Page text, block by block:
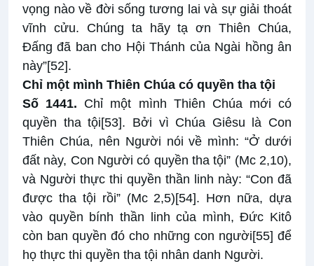
vọng nào về đời sống tương lai và sự giải thoát
vĩnh cửu. Chúng ta hãy tạ ơn Thiên Chúa,
Đấng đã ban cho Hội Thánh của Ngài hồng ân
này”[52].
Chỉ một mình Thiên Chúa có quyền tha tội
Số 1441. Chỉ một mình Thiên Chúa mới có
quyền tha tội[53]. Bởi vì Chúa Giêsu là Con
Thiên Chúa, nên Người nói về mình: “Ở dưới
đất này, Con Người có quyền tha tội” (Mc 2,10),
và Người thực thi quyền thần linh này: “Con đã
được tha tội rồi” (Mc 2,5)[54]. Hơn nữa, dựa
vào quyền bính thần linh của mình, Đức Kitô
còn ban quyền đó cho những con người[55] để
họ thực thi quyền tha tội nhân danh Người.